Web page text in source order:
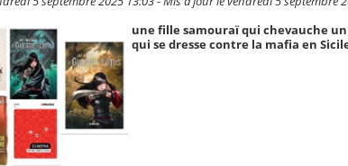
une fille samouraï qui chevauche
qui se dresse contre la mafia en